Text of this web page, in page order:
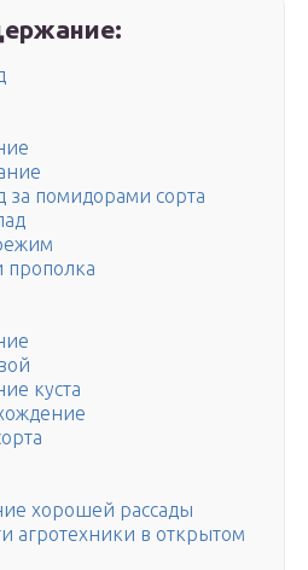
помидорами сорта
прополка
куста
хорошей рассады
агротехники в открытом